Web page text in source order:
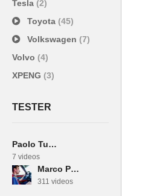
Tesla (2)
Toyota (45)
Volkswagen (7)
Volvo (4)
XPENG (3)
TESTER
Paolo Turco
7 videos
Marco Paternostro
311 videos